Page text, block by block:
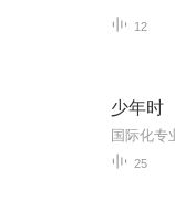
12
少年时
25